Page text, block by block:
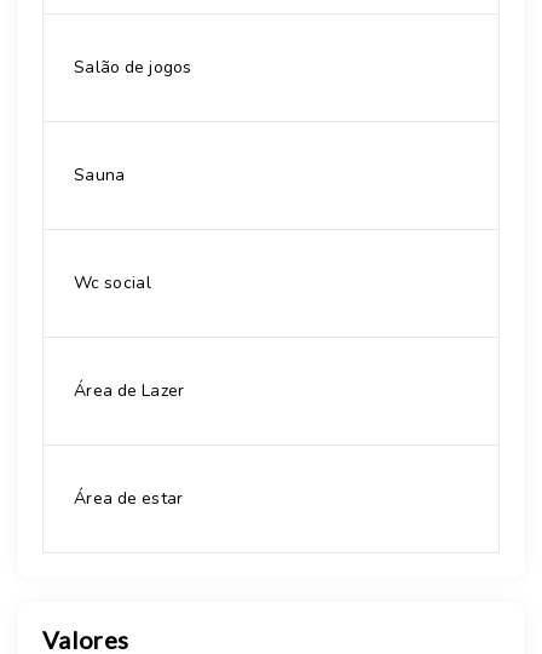
Salão de jogos
Sauna
Wc social
Área de Lazer
Área de estar
Valores